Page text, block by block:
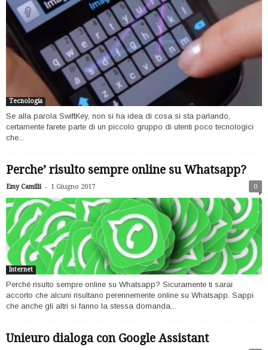
Tecnologia
Se alla parola SwiftKey, non si ha idea di cosa si sta parlando,
certamente farete parte di un piccolo gruppo di utenti poco tecnologici
che...
Perche’ risulto sempre online su Whatsapp?
Emy Camilli - 1 Giugno 2017 0
Internet
Perché risulto sempre online su Whatsapp? Sicuramente ti sarai
accorto che alcuni risultano perennemente online su Whatsapp. Sappi
che anche gli altri si fanno la stessa domanda...
Unieuro dialoga con Google Assistant